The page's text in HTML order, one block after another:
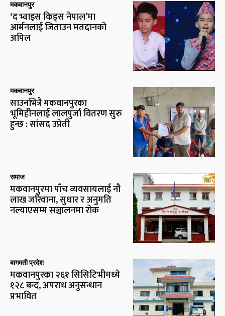
मकवानपुर
‘द भ्वाइस किड्स नेपाल’मा
आर्मनलाई जिताउन मतदानको
अपिल
मकवानपुर
साउनभित्रै मकवानपुरका
भूमिहीनलाई लालपुर्जा वितरण सुरु
हुन्छ : सांसद उप्रेती
समाज
मकवानपुरमा पाँच व्यवसायलाई नौ
लाख जरिवाना, सुधार र अनुमति
नल्याएसम्म सञ्चालनमा रोक
बागमती प्रदेश
मकवानपुरका २६१ सिसिटिभीमध्ये
१२८ बन्द, अपराध अनुसन्धान
प्रभावित